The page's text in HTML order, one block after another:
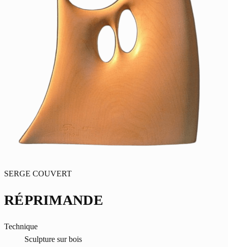
SERGE COUVERT
RÉPRIMANDE
Technique
Sculpture sur bois